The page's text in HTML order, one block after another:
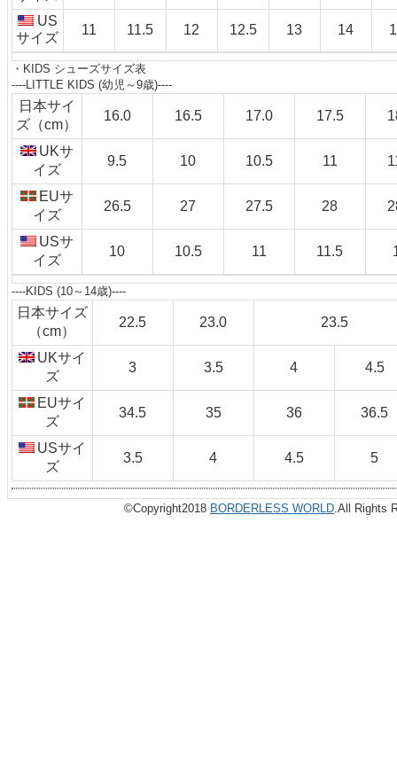
US
サイズ
11 11.5 12 12.5 13 14
・KIDS シューズサイズ表
----LITTLE KIDS (幼児～9歳)----
日本サイ
ズ（cm）
16.0 16.5 17.0 17.5
UKサ
イズ
9.5 10 10.5 11
EUサ
イズ
26.5 27 27.5 28
USサ
イズ
10 10.5 11 11.5
----KIDS (10～14歳)----
日本サイズ
（cm）
22.5 23.0 23.5
UKサイ
ズ
3 3.5 4 4.5
EUサイ
ズ
34.5 35 36 36.5
USサイ
ズ
3.5 4 4.5 5
©Copyright2018 BORDERLESS WORLD.All Rights